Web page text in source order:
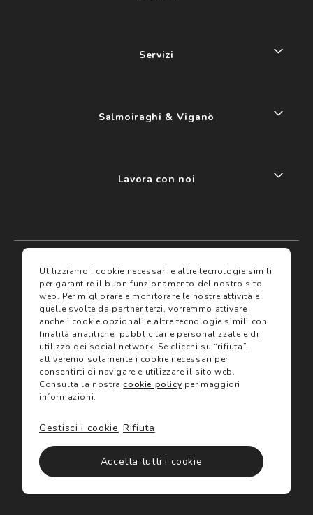
I miei preferiti
Assicurazioni
Servizi
Trova negozio
Gift Card
Servizi
Salmoiraghi & Viganò
Lavora con noi
Termini e condizioni
Termini di vendita
Avvertenze e informazioni di sicurezza sui prodotti
Informativa sulla Privacy
Utilizzo dei cookie
Utilizziamo i cookie necessari e altre tecnologie simili
per garantire il buon funzionamento del nostro sito
web. Per migliorare e monitorare le nostre attività e
quelle svolte da partner terzi, vorremmo attivare
anche i cookie opzionali e altre tecnologie simili con
finalità analitiche, pubblicitarie personalizzate e di
utilizzo dei social network. Se clicchi su “rifiuta”,
attiveremo solamente i cookie necessari per
consentirti di navigare e utilizzare il sito web.
Consulta la nostracookie policy per maggiori
informazioni.
Accetta tutti i cookie
Rifiuta
Gestisci i cookie